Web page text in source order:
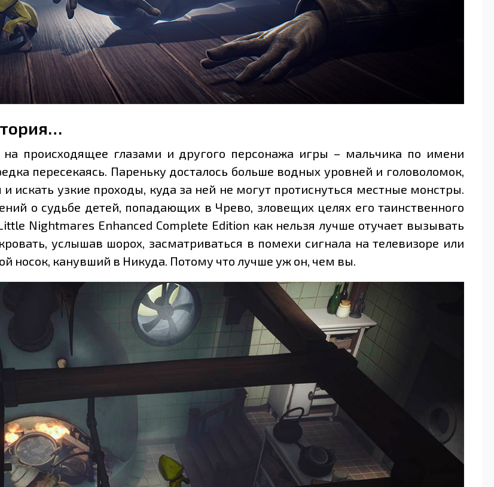
на происходящее глазами и другого персонажа игры – мальчика по имени
пересекаясь. Пареньку досталось больше водных уровней и головоломок,
искать узкие проходы, куда за ней не могут протиснуться местные монстры.
о судьбе детей, попадающих в Чрево, зловещих целях его таинственного
Nightmares Enhanced Complete Edition как нельзя лучше отучает вызывать
услышав шорох, засматриваться в помехи сигнала на телевизоре или
носок, канувший в Никуда. Потому что лучше уж он, чем вы.